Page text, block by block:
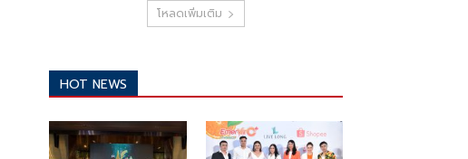
โหลดเพิ่มเติม
HOT NEWS